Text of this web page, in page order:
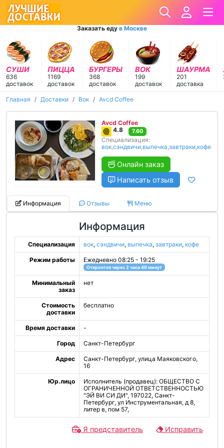
Заказать еду в Москве
СУШИ
636
доставок
ПИЦЦА
1169
доставок
БУРГЕРЫ
368
доставок
ВОК
199
доставок
ШАУРМА
201
доставка
Главная Доставки Вок Avcd Coffee
Avcd Coffee
4.8
7.60
Специализация:
вок,сэндвичи,выпечка,завтраки,кофе
Онлайн заказ
Написать отзыв
Информация Отзывы Меню
Информация
Специализация вок, сэндвичи, выпечка, завтраки, кофе
Режим работы Ежедневно 08:25 - 19:25
Откроется через 2 часа 49 минут
Минимальный
заказ
нет
Стоимость
доставки
бесплатно
Время доставки -
Город Санкт-Петербург
Адрес
Санкт-Петербург, улица Маяковского,
16
Юр.лицо
Исполнитель (продавец): ОБЩЕСТВО С
ОГРАНИЧЕННОЙ ОТВЕТСТВЕННОСТЬЮ
"ЭЙ ВИ СИ ДИ", 197022, Санкт-
Петербург, ул Инструментальная, д 8,
литер в, пом 57,
Исправить
Я представитель